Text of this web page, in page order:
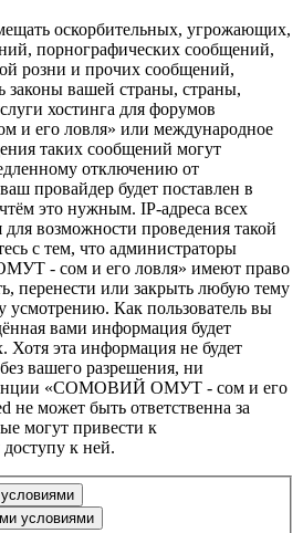
оскорбительных, угрожающих,
порнографических сообщений,
розни и прочих сообщений,
законы вашей страны, страны,
хостинга для форумов
его ловля» или международное
таких сообщений могут
отключению от
провайдер будет поставлен в
это нужным. IP-адреса всех
возможности проведения такой
с тем, что администраторы
- сом и его ловля» имеют право
перенести или закрыть любую тему
усмотрению. Как пользователь вы
вами информация будет
Хотя эта информация не будет
вашего разрешения, ни
«СОМОВИЙ ОМУТ - сом и его
не может быть ответственна за
могут привести к
к ней.